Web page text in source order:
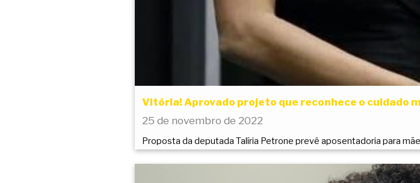
Vitória! Aprovado projeto que reconhece o cuidado
25 de novembro de 2022
Proposta da deputada Talíria Petrone prevê aposentadoria para